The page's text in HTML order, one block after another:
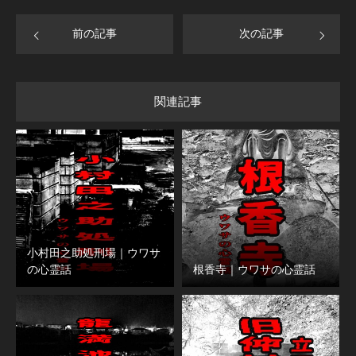
前の記事 次の記事
関連記事
小村田之助処刑場｜ウワサ
の心霊話
根香寺｜ウワサの心霊話